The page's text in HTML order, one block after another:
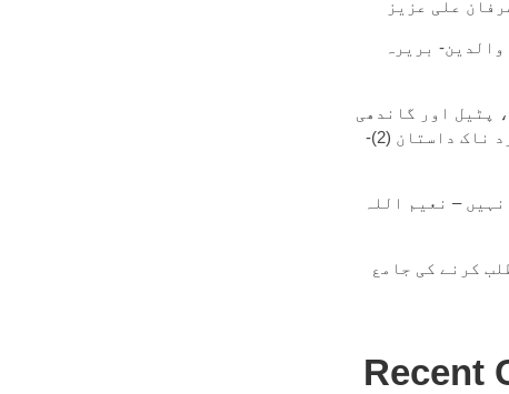
علی عزیز
بریرہ
پٹیل اور گاندھی
کے متضاد رویوں کی درد ناک داستان (2)-
– نعیم اللہ
کرنے کی جامع
Recent